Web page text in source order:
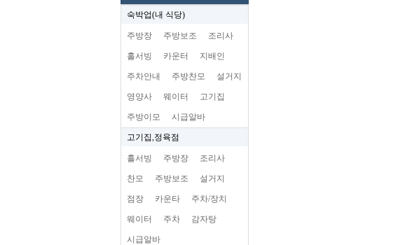
숙박업(내 식당)
주방장 주방보조 조리사
홀서빙 카운터 지배인
주차안내 주방찬모 설거지
영양사 웨이터 고기집
주방이모 시급알바
고기집,정육점
홀서빙 주방장 조리사
찬모 주방보조 설거지
점장 카운타 주차/장치
웨이터 주차 감자탕
시급알바